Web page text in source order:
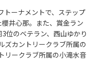
トーナメントで、ステップ
井心那。また、賞金ラン
位のベテラン、西山ゆかり
ズカントリークラブ所属の
リークラブ所属の小滝水音